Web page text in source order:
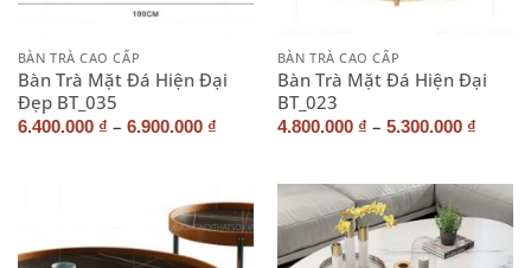
BÀN TRÀ CAO CẤP
Bàn Trà Mặt Đá Hiện Đại
Đẹp BT_035
6.400.000 ₫ – 6.900.000 ₫
BÀN TRÀ CAO CẤP
Bàn Trà Mặt Đá Hiện Đại
BT_023
4.800.000 ₫ – 5.300.000 ₫